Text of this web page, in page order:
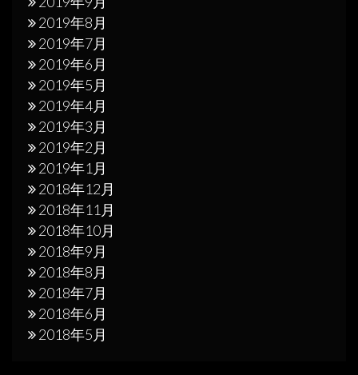
2019年8月
2019年7月
2019年6月
2019年5月
2019年4月
2019年3月
2019年2月
2019年1月
2018年12月
2018年11月
2018年10月
2018年9月
2018年8月
2018年7月
2018年6月
2018年5月